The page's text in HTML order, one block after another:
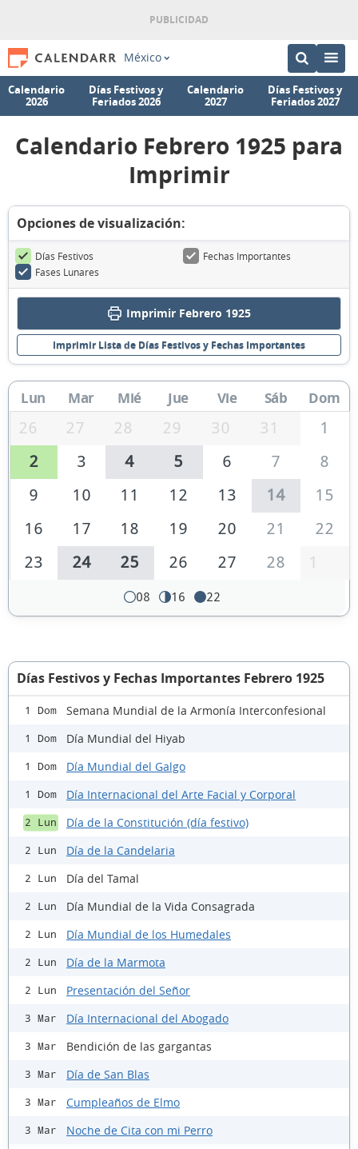
México
Calendario
2026
Días Festivos y
Feriados 2026
Calendario
2027
Días Festivos y
Feriados 2027
Calendario Febrero 1925 para
Imprimir
Opciones de visualización:
Días Festivos
Fechas Importantes
Fases Lunares
Imprimir Febrero 1925
Imprimir Lista de Días Festivos y Fechas Importantes
Lun Mar Mié Jue Vie Sáb Dom
26 27 28 29 30 31
1
2
3 4 5 6 7
8
9
10 11 12 13 14
15
16
17 18 19 20 21
22
23
24 25 26 27 28 1
08 16 22
Días Festivos y Fechas Importantes Febrero 1925
1 Dom Semana Mundial de la Armonía Interconfesional
1 Dom Día Mundial del Hiyab
1 Dom Día Mundial del Galgo
1 Dom Día Internacional del Arte Facial y Corporal
2 Lun Día de la Constitución (día festivo)
2 Lun Día de la Candelaria
2 Lun Día del Tamal
2 Lun Día Mundial de la Vida Consagrada
2 Lun Día Mundial de los Humedales
2 Lun Día de la Marmota
2 Lun Presentación del Señor
3 Mar Día Internacional del Abogado
3 Mar Bendición de las gargantas
3 Mar Día de San Blas
3 Mar Cumpleaños de Elmo
3 Mar Noche de Cita con mi Perro